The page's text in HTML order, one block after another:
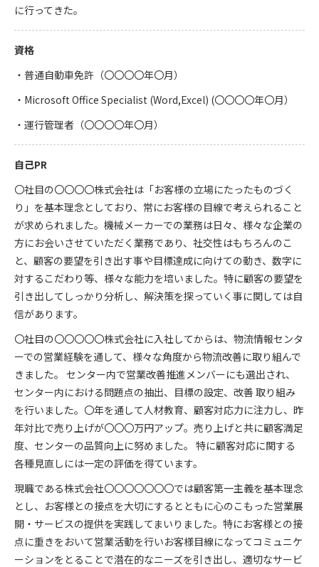
に行ってきた。
資格
・普通自動車免許（〇〇〇〇年〇月）
・Microsoft Office Specialist (Word,Excel) (〇〇〇〇年〇月）
・運行管理者（〇〇〇〇年〇月）
自己PR
〇社目の〇〇〇〇株式会社は「お客様の立場にたったものづく
り」を基本理念としており、常にお客様の目線で考えられること
が求められました。機械メーカーでの業務は日々、様々な企業の
方にお会いさせていただく業務であり、社交性はもちろんのこ
と、顧客の要望を引き出す事や目標達成に向けての動き、数字に
対するこだわり等、様々な能力を培いました。特に顧客の要望を
引き出してしっかり分析し、解決策を探っていく事に関しては自
信があります。
〇社目の〇〇〇〇〇株式会社に入社してからは、物流情報センタ
ーでの営業経験を通して、様々な角度から物流改善に取り組んで
きました。 センター内で営業改善推進メンバーにも選出され、
センター内における問題点の抽出、目標の設定、改善 取り組み
を行いました。〇年を通して人材教育、顧客対応力に注力し、昨
年対比で売り上げが〇〇〇万円アップ。売り上げと共に顧客満足
度、センターの品質向上に努めました。 特に顧客対応に関する
各種見直しには一定の評価を得ています。
現職である株式会社〇〇〇〇〇〇〇では顧客第一主義を基本理念
とし、お客様との接点を大切にするとともに心のこもった営業展
開・サービスの提供を実践してまいりました。特にお客様との接
点に重きをおいて営業活動を行いお客様目線になってコミュニケ
ーションをとることで潜在的なニーズを引き出し、適切なサービ